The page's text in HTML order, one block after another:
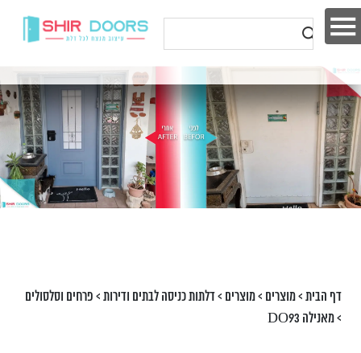
דף הבית>מוצרים >מוצרים >דלתות כניסה לבתים ודירות> פרחים וסלסולים
>מאנילה DO93